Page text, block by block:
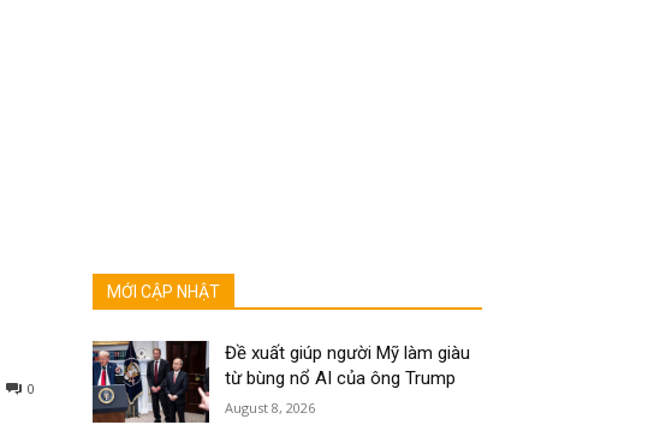
0
MỚI CẬP NHẬT
Đề xuất giúp người Mỹ làm giàu
từ bùng nổ AI của ông Trump
August 8, 2026